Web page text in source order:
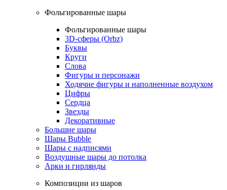
Фольгированные шары
Фольгированные шары
3D-сферы (Orbz)
Буквы
Круги
Слова
Фигуры и персонажи
Ходячие фигуры и наполненные воздухом
Цифры
Сердца
Звезды
Декоративные
Большие шары
Шары Bubble
Шары с надписями
Воздушные шары до потолка
Арки и гирлянды
Композиции из шаров